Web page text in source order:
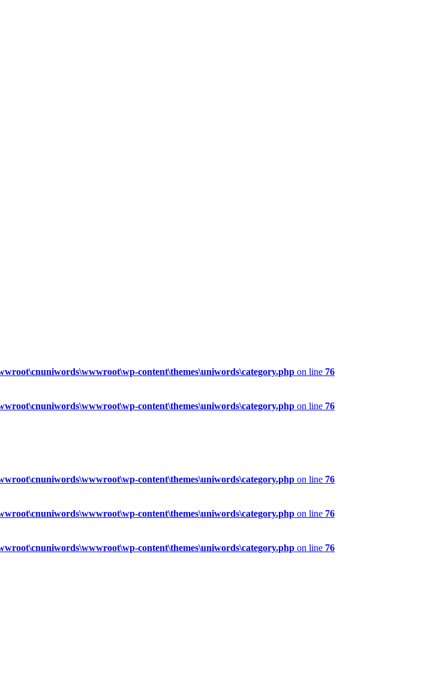
content\themes\uniwords\category.php on line 76
content\themes\uniwords\category.php on line 76
content\themes\uniwords\category.php on line 76
content\themes\uniwords\category.php on line 76
content\themes\uniwords\category.php on line 76